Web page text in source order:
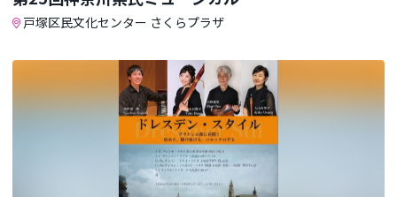
戸塚区民文化センター さくらプラザ